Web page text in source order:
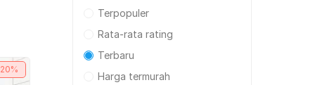
20%
Terpopuler
Rata-rata rating
Terbaru
Harga termurah